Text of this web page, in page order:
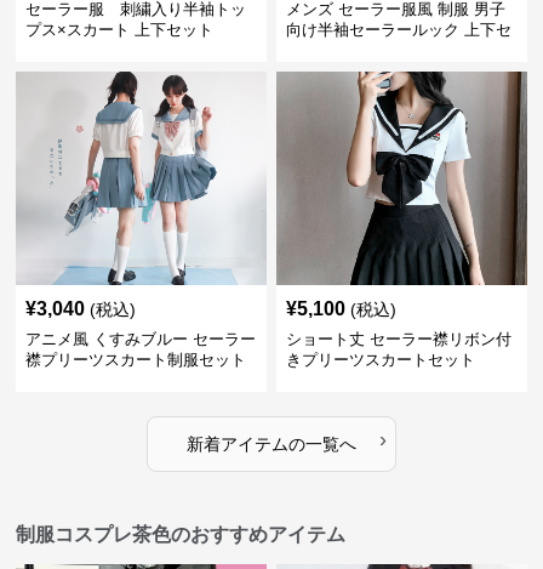
セーラー服 刺繍入り半袖トッ
プス×スカート 上下セット
メンズ セーラー服風 制服 男子
向け半袖セーラールック 上下セ
¥3,040 (税込)
アニメ風 くすみブルー セーラー
襟プリーツスカート制服セット
¥5,100 (税込)
ショート丈 セーラー襟リボン付
きプリーツスカートセット
新着アイテムの一覧へ ›
制服コスプレ茶色のおすすめアイテム